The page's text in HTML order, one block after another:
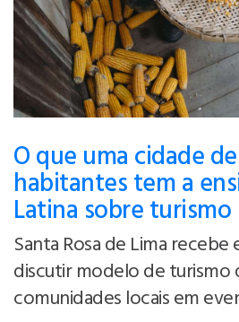
O que uma cidade
habitantes tem a
Latina sobre turismo
Santa Rosa de Lima recebe
discutir modelo de
comunidades locais em